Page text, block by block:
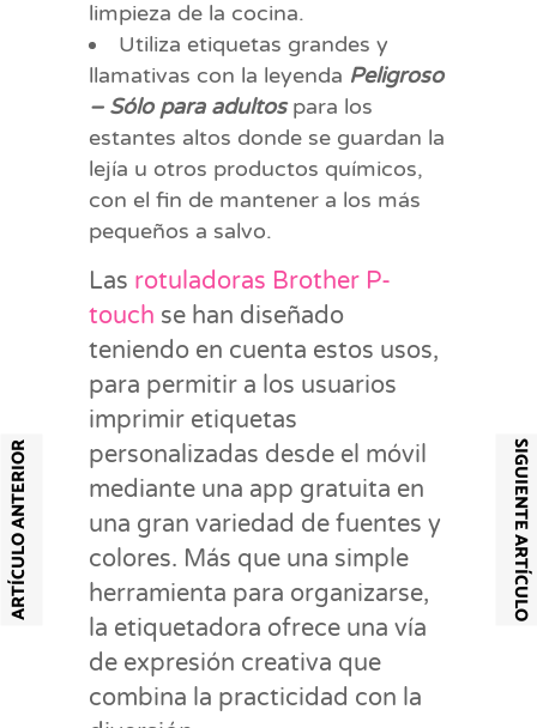
limpieza de la cocina.
Utiliza etiquetas grandes y
llamativas con la leyenda Peligroso
– Sólo para adultos para los
estantes altos donde se guardan la
lejía u otros productos químicos,
con el fin de mantener a los más
pequeños a salvo.
Las rotuladoras Brother P-
touch se han diseñado
teniendo en cuenta estos usos,
para permitir a los usuarios
imprimir etiquetas
personalizadas desde el móvil
mediante una app gratuita en
una gran variedad de fuentes y
colores. Más que una simple
herramienta para organizarse,
la etiquetadora ofrece una vía
de expresión creativa que
combina la practicidad con la
ARTÍCULO ANTERIOR SIGUIENTE ARTÍCULO